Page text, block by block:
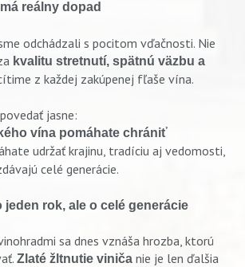
reálny dopad
odchádzali s pocitom vďačnosti. Nie
kvalitu stretnutí, spätnú väzbu a
z každej zakúpenej fľaše vína.
jasne:
vína pomáhate chrániť
udržať krajinu, tradíciu aj vedomosti,
celé generácie.
jeden rok, ale o celé generácie
sa dnes vznáša hrozba, ktorú
Zlaté žltnutie viniča nie je len ďalšia